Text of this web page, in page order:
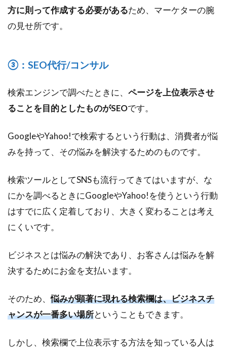
方に則って作成する必要があるため、マーケターの腕
の見せ所です。
③：SEO代行/コンサル
検索エンジンで調べたときに、 ページを上位表示させ
ることを目的としたものがSEOです。
GoogleやYahoo!で検索するという行動は、消費者が悩
みを持って、その悩みを解決するためのものです。
検索ツールとしてSNSも流行ってきてはいますが、な
にかを調べるときにGoogleやYahoo!を使うという行動
はすでに広く定着しており、大きく変わることは考え
にくいです。
ビジネスとは悩みの解決であり、お客さんは悩みを解
決するためにお金を支払います。
そのため、悩みが顕著に現れる検索欄は、ビジネスチ
ャンスが一番多い場所ということもできます。
しかし、検索欄で上位表示する方法を知っている人は